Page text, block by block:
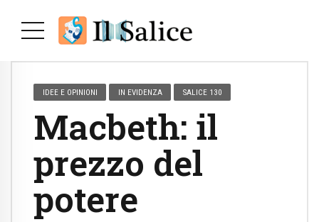
IDEE E OPINIONI IN EVIDENZA SALICE 130
Macbeth: il
prezzo del
potere